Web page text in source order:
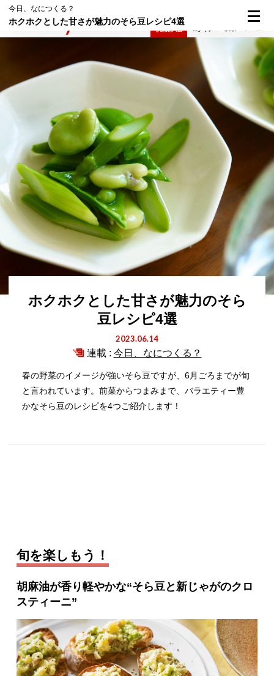
今日、なにつくる？
ホクホクとした甘さが魅力のそら豆レシピ4選
ホクホクとした甘さが魅力のそら
豆レシピ4選
2023.06.14
連載 : 今日、なにつくる？
春の野菜のイメージが強いそら豆ですが、6月ごろまでが旬
と言われています。前菜からつまみまで、バラエティー豊
かなそら豆のレシピを4つご紹介します！
旬を楽しもう！
胡麻油が香り軽やかな“そら豆と新じゃがのクロ
スティーニ”